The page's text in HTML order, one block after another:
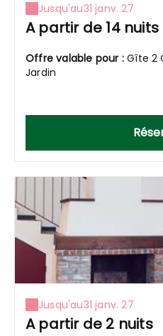
Jusqu'au31 janv. 27
A partir de 14 nuits
Offre valable pour :Gîte 2
Jardin
Jusqu'au31 janv. 27
A partir de 2 nuits